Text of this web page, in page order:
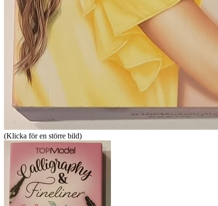
(Klicka för en större bild)